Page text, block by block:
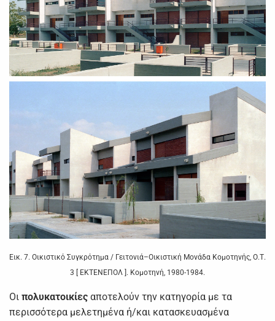
Εικ. 7. Οικιστικό Συγκρότημα / Γειτονιά–Οικιστική Μονάδα Κομοτηνής, Ο.Τ.
3 [ ΕΚΤΕΝΕΠΟΛ ]. Κομοτηνή, 1980-1984.
Οι πολυκατοικίες αποτελούν την κατηγορία με τα
περισσότερα μελετημένα ή/και κατασκευασμένα